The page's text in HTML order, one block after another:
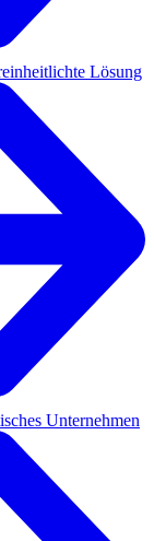
Lösung
Unternehmen